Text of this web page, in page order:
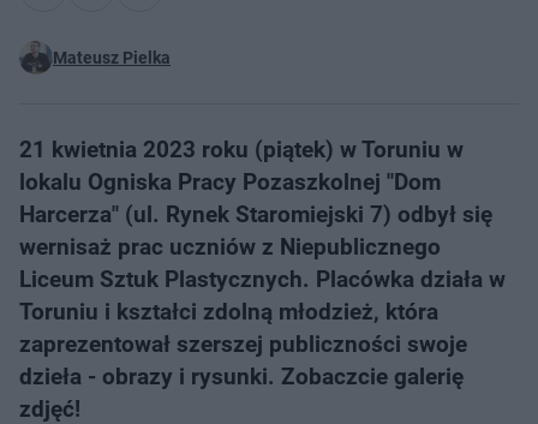
Mateusz Pielka
21 kwietnia 2023 roku (piątek) w Toruniu w
lokalu Ogniska Pracy Pozaszkolnej "Dom
Harcerza" (ul. Rynek Staromiejski 7) odbył się
wernisaż prac uczniów z Niepublicznego
Liceum Sztuk Plastycznych. Placówka działa w
Toruniu i kształci zdolną młodzież, która
zaprezentował szerszej publiczności swoje
dzieła - obrazy i rysunki. Zobaczcie galerię
zdjęć!